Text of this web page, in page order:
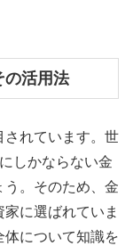
の活用法
されています。世
しかならない金
う。そのため、金
に選ばれていま
について知識を